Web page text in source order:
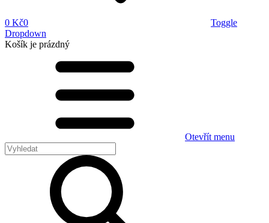
0 Kč0
Toggle
Dropdown
Košík je prázdný
Otevřít menu